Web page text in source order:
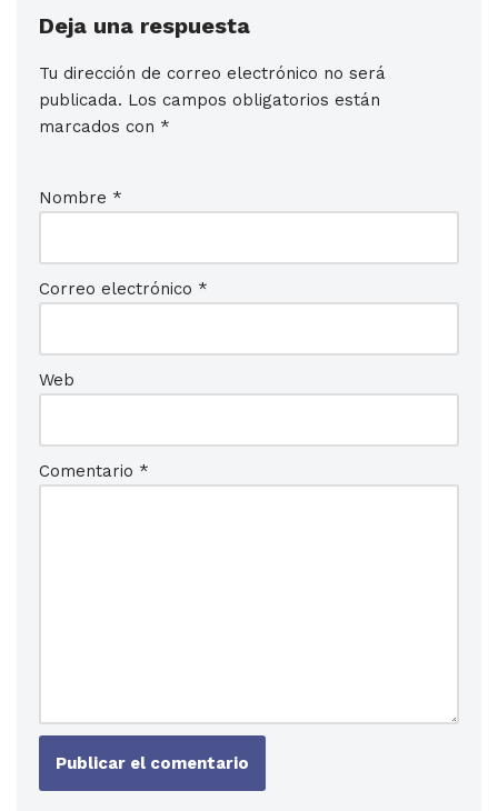
Deja una respuesta
Tu dirección de correo electrónico no será
publicada. Los campos obligatorios están
marcados con *
Nombre *
Correo electrónico *
Web
Comentario *